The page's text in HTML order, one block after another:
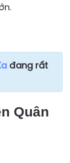
đang rất
Quân